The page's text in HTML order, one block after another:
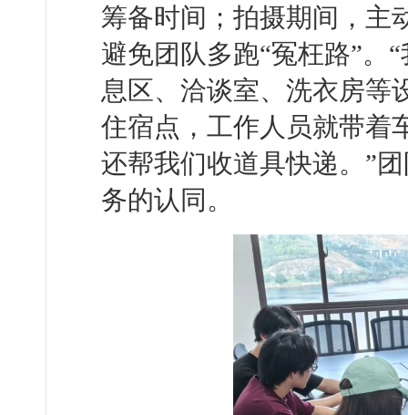
筹备时间；拍摄期间，主
避免团队多跑“冤枉路”。
息区、洽谈室、洗衣房等
住宿点，工作人员就带着
还帮我们收道具快递。”
务的认同。